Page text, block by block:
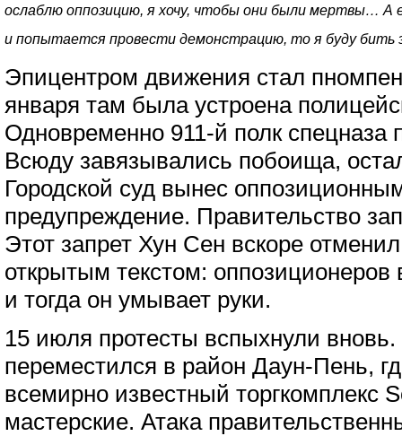
ослаблю оппозицию, я хочу, чтобы они были мертвы… А
и попытается провести демонстрацию, то я буду бить
Эпицентром движения стал
января там была устроена
Одновременно 911-й полк спецназа
Всюду завязывались побоища,
Городской суд вынес
предупреждение. Правительство
Этот запрет Хун Сен вскоре
открытым текстом: оппозиционеров
и тогда он умывает руки.
15 июля протесты вспыхнули вновь.
переместился в район Даун-Пень,
всемирно известный торгкомплекс
мастерские. Атака